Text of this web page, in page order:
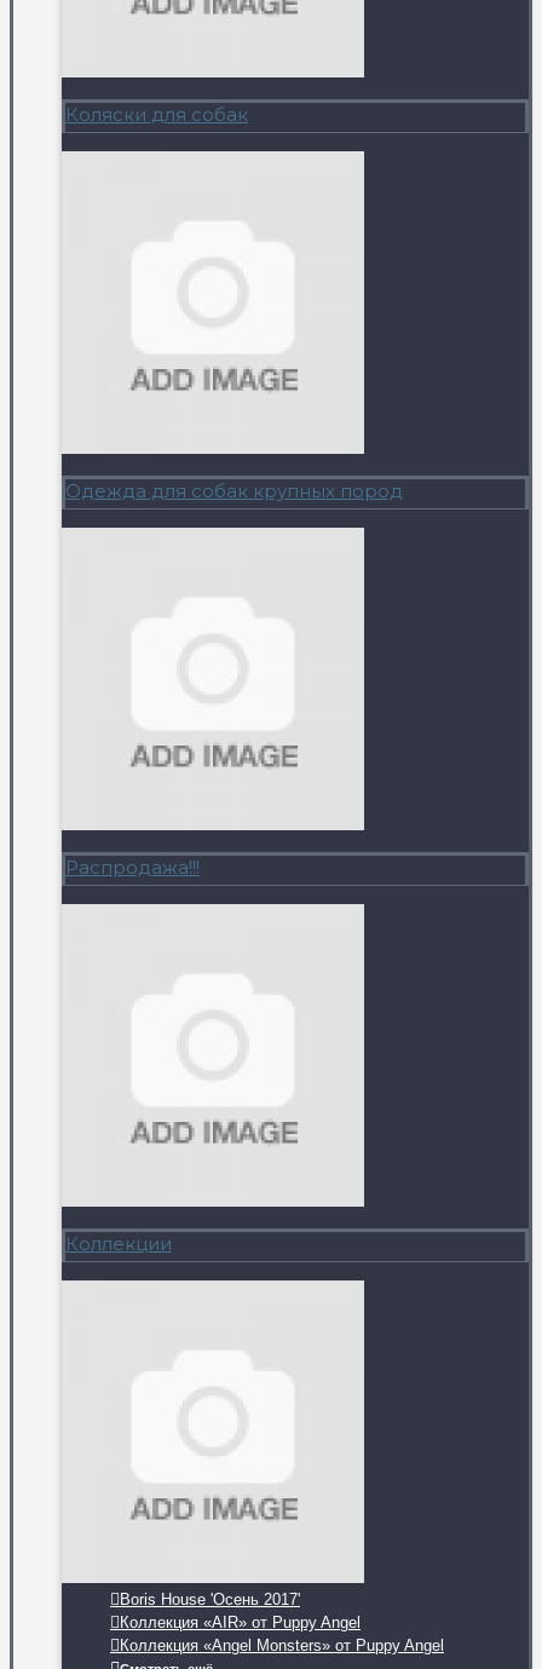
Коляски для собак
Одежда для собак крупных пород
Распродажа!!!
Коллекции
Boris House 'Осень 2017'
Коллекция «AIR» от Puppy Angel
Коллекция «Angel Monsters» от Puppy Angel